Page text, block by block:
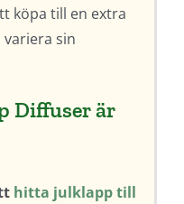
köpa till en extra
sin
Diffuser är
hitta julklapp till